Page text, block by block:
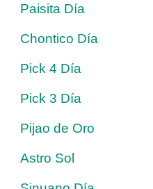
Paisita Día
Chontico Día
Pick 4 Día
Pick 3 Día
Pijao de Oro
Astro Sol